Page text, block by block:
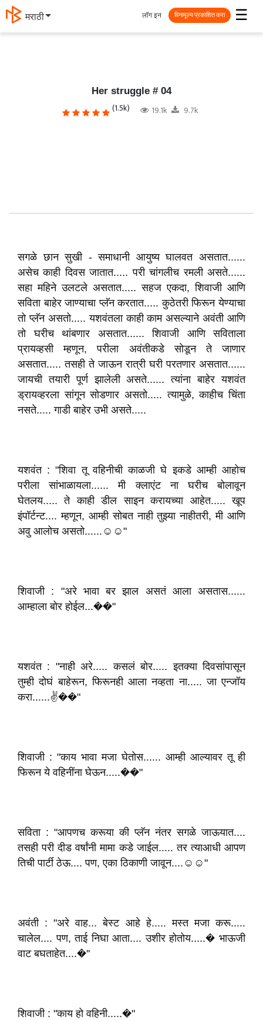
தமிழ் ☰
लॉग इन विनामूल्य प्रकाशित करा
Her struggle # 04
(1.5k) 19.1k 9.7k
सगळे छान सुखी - समाधानी आयुष्य घालवत असतात......
असेच काही दिवस जातात..... परी चांगलीच रमली असते......
सहा महिने उलटले असतात..... सहज एकदा, शिवाजी आणि
सविता बाहेर जाण्याचा प्लॅन करतात..... कुठेतरी फिरून येण्याचा
तो प्लॅन असतो..... यशवंतला काही काम असल्याने अवंती आणि
तो घरीच थांबणार असतात...... शिवाजी आणि सविताला
प्रायव्हसी म्हणून, परीला अवंतीकडे सोडून ते जाणार
असतात..... तसही ते जाऊन रात्री घरी परतणार असतात......
जायची तयारी पूर्ण झालेली असते...... त्यांना बाहेर यशवंत
ड्रायव्हरला सांगून सोडणार असतो..... त्यामुळे, काहीच चिंता
नसते..... गाडी बाहेर उभी असते.....
यशवंत : "शिवा तू वहिनीची काळजी घे इकडे आम्ही आहोच
परीला सांभाळायला...... मी क्लाएंट ना घरीच बोलावून
घेतलय..... ते काही डील साइन करायच्या आहेत..... खूप
इंपॉर्टन्ट.... म्हणून, आम्ही सोबत नाही तुझ्या नाहीतरी, मी आणि
अवु आलोच असतो......☺️☺️"
शिवाजी : "अरे भावा बर झाल असतं आला असतास......
आम्हाला बोर होईल...��"
यशवंत : "नाही अरे..... कसलं बोर..... इतक्या दिवसांपासून
तुम्ही दोघं बाहेरून, फिरूनही आला नव्हता ना..... जा एन्जॉय
करा......✌️��"
शिवाजी : "काय भावा मजा घेतोस...... आम्ही आल्यावर तू ही
फिरून ये वहिनींना घेऊन.....��"
सविता : "आपणच करूया की प्लॅन नंतर सगळे जाऊयात....
तसही परी दीड वर्षांनी मामा कडे जाईल..... तर त्याआधी आपण
तिची पार्टी ठेऊ.... पण, एका ठिकाणी जावून....☺️☺️"
अवंती : "अरे वाह... बेस्ट आहे हे..... मस्त मजा करू.....
चालेल.... पण, ताई निघा आता.... उशीर होतोय.....� भाऊजी
वाट बघताहेत....�"
शिवाजी : "काय हो वहिनी.....�"